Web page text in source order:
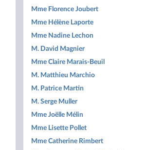
Mme Florence Joubert
Mme Hélène Laporte
Mme Nadine Lechon
M. David Magnier
Mme Claire Marais-Beuil
M. Matthieu Marchio
M. Patrice Martin
M. Serge Muller
Mme Joëlle Mélin
Mme Lisette Pollet
Mme Catherine Rimbert